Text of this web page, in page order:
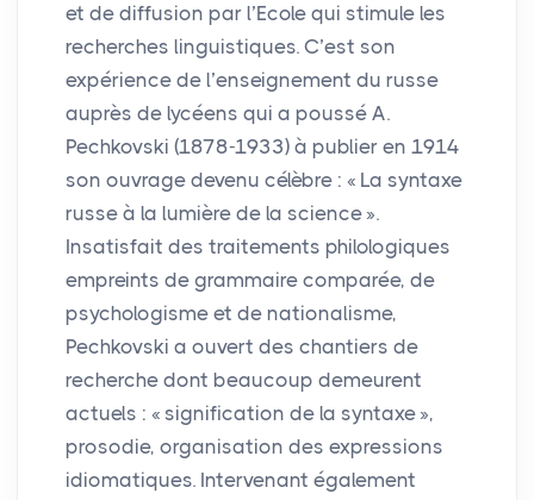
et de diffusion par l’Ecole qui stimule les
recherches linguistiques. C’est son
expérience de l’enseignement du russe
auprès de lycéens qui a poussé A.
Pechkovski (1878-1933) à publier en 1914
son ouvrage devenu célèbre : « La syntaxe
russe à la lumière de la science ».
Insatisfait des traitements philologiques
empreints de grammaire comparée, de
psychologisme et de nationalisme,
Pechkovski a ouvert des chantiers de
recherche dont beaucoup demeurent
actuels : « signification de la syntaxe »,
prosodie, organisation des expressions
idiomatiques. Intervenant également